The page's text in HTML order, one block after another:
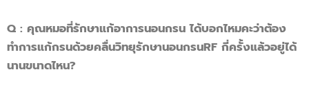
Q : คุณหมอที่รักษาแก้อาการนอนกรน ได้บอกไหมคะว่าต้อง
ทำการแก้กรนด้วยคลื่นวิทยุรักษานอนกรนRF กี่ครั้งแล้วอยู่ได้
นานขนาดไหน?